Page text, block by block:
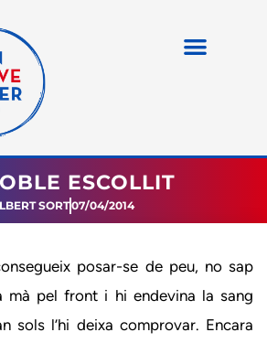
ESCOLLIT
SORT07/04/2014
posar-se de peu, no sap
mà pel front i hi endevina la sang
sols l’hi deixa comprovar. Encara